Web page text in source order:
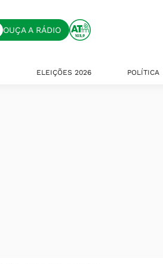
OUÇA A RÁDIO
ELEIÇÕES 2026 POLÍTICA